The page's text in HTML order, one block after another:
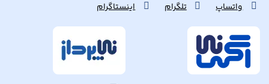
واتساپ تلگرام اینستاگرام